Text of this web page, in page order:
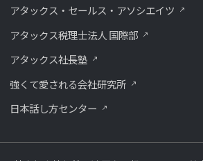
アタックス・セールス・アソシエイツ
アタックス税理士法人 国際部
アタックス社長塾
強くて愛される会社研究所
⽇本話し⽅センター